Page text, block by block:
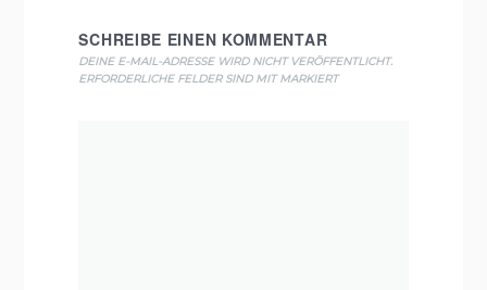
SCHREIBE EINEN KOMMENTAR
DEINE E-MAIL-ADRESSE WIRD NICHT VERÖFFENTLICHT.
ERFORDERLICHE FELDER SIND MITMARKIERT